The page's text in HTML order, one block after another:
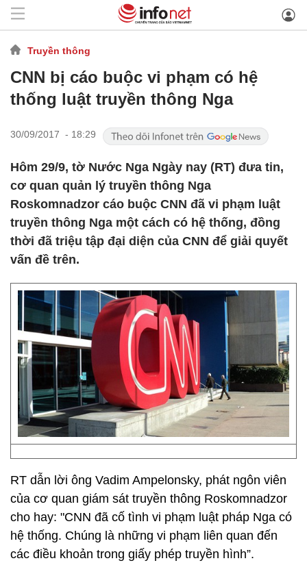
Truyền thông
CNN bị cáo buộc vi phạm có hệ
thống luật truyền thông Nga
30/09/2017 - 18:29
Hôm 29/9, tờ Nước Nga Ngày nay (RT) đưa tin,
cơ quan quản lý truyền thông Nga
Roskomnadzor cáo buộc CNN đã vi phạm luật
truyền thông Nga một cách có hệ thống, đồng
thời đã triệu tập đại diện của CNN để giải quyết
vấn đề trên.
RT dẫn lời ông Vadim Ampelonsky, phát ngôn viên
của cơ quan giám sát truyền thông Roskomnadzor
cho hay: "CNN đã cố tình vi phạm luật pháp Nga có
hệ thống. Chúng là những vi phạm liên quan đến
các điều khoản trong giấy phép truyền hình”.